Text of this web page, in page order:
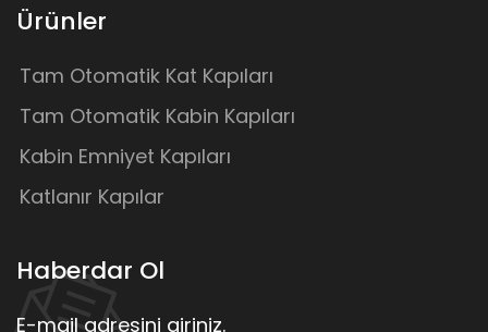
Ürünler
Tam Otomatik Kat Kapıları
Tam Otomatik Kabin Kapıları
Kabin Emniyet Kapıları
Katlanır Kapılar
Haberdar Ol
E-mail adresini giriniz.